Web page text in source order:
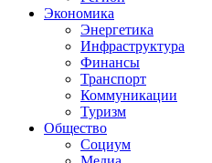
Экономика
Энергетика
Инфраструктура
Финансы
Транспорт
Коммуникации
Туризм
Общество
Социум